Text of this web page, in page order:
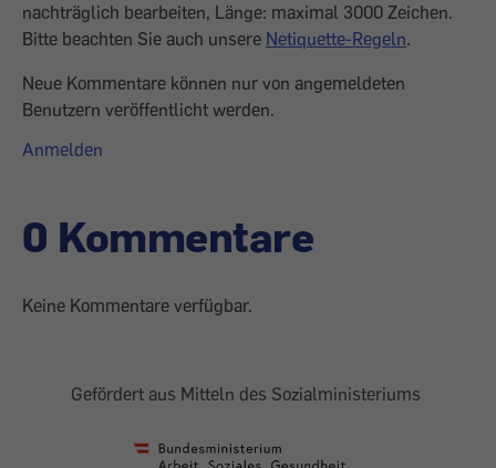
nachträglich bearbeiten, Länge: maximal 3000 Zeichen.
Bitte beachten Sie auch unsere Netiquette-Regeln.
Neue Kommentare können nur von angemeldeten
Benutzern veröffentlicht werden.
Anmelden
0 Kommentare
Keine Kommentare verfügbar.
Gefördert aus Mitteln des Sozialministeriums